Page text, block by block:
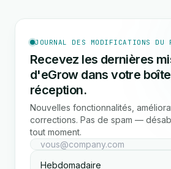
JOURNAL DES MODIFICATIONS DU
Recevez les dernières
d'eGrow dans votre
réception.
Nouvelles fonctionnalités,
corrections. Pas de spam —
tout moment.